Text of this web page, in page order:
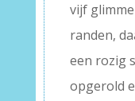
vijf
randen,
een rozig
opgerold